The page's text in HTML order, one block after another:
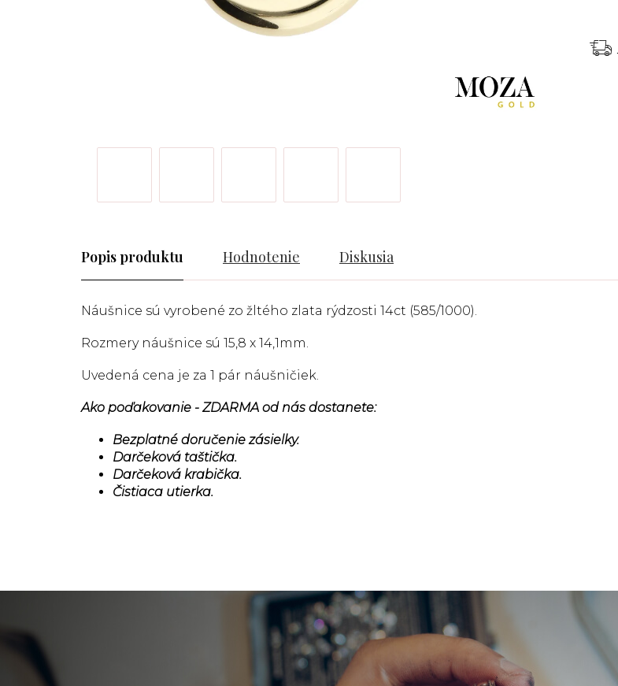
Popis Hodnotenie Diskusia
Náušnice sú vyrobené zo žltého zlata rýdzosti 14ct (585/1000).
Rozmery náušnice sú 15,8 x 14,1mm.
Uvedená cena je za 1 pár náušničiek.
Ako poďakovanie - ZDARMA od nás dostanete:
Bezplatné doručenie zásielky.
Darčeková taštička.
Darčeková krabička.
Čistiaca utierka.